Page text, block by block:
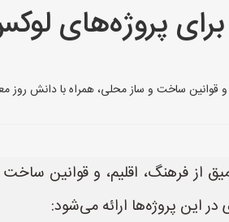
پروژه‌های
قوانین ساخت و ساز محلی، همراه با دانش
از فرهنگ، اقلیم، و قوانین
این پروژه‌ها ارائه می‌شود: